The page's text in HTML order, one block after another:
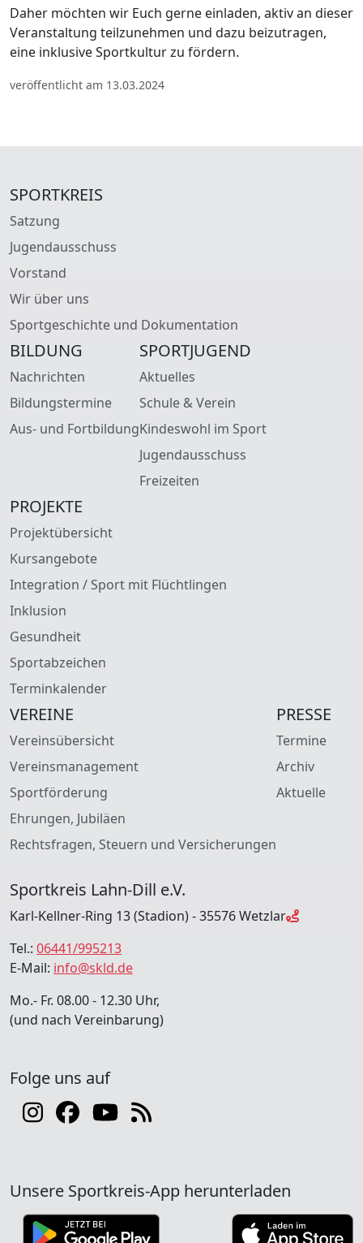
Daher möchten wir Euch gerne einladen, aktiv an dieser
Veranstaltung teilzunehmen und dazu beizutragen,
eine inklusive Sportkultur zu fördern.
veröffentlicht am 13.03.2024
SPORTKREIS
Satzung
Jugendausschuss
Vorstand
Wir über uns
Sportgeschichte und Dokumentation
BILDUNG
Nachrichten
Bildungstermine
Aus- und Fortbildung
SPORTJUGEND
Aktuelles
Schule & Verein
Kindeswohl im Sport
Jugendausschuss
Freizeiten
PROJEKTE
Projektübersicht
Kursangebote
Integration / Sport mit Flüchtlingen
Inklusion
Gesundheit
Sportabzeichen
Terminkalender
VEREINE
Vereinsübersicht
Vereinsmanagement
Sportförderung
Ehrungen, Jubiläen
Rechtsfragen, Steuern und Versicherungen
PRESSE
Termine
Archiv
Aktuelle
Sportkreis Lahn-Dill e.V.
Karl-Kellner-Ring 13 (Stadion) - 35576 Wetzlar
Tel.: 06441/995213
E-Mail: info@skld.de
Mo.- Fr. 08.00 - 12.30 Uhr,
(und nach Vereinbarung)
Folge uns auf
Unsere Sportkreis-App herunterladen